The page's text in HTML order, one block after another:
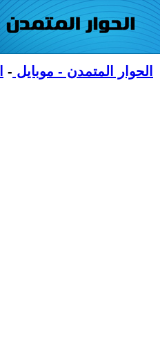
الحوار المتمدن - موبايل -